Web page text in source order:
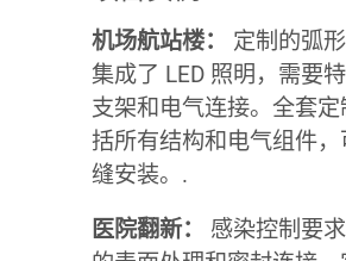
机场航站楼：
定制的弧
集成了 LED 照明，需要
支架和电气连接。全套
括所有结构和电气组件
缝安装。.
医院翻新：
感染控制要